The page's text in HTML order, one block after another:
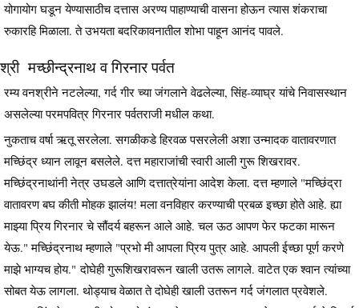
योगायोग घडून येण्यासाठीच दत्तास अरण्य पाहाण्याची वासना होऊन त्यास शंकराचा
रुकारहि मिळाला. ते उभयता बदरिकावनातील शोभा पाहून आनंद पावले.
श्री मच्छीन्द्रनाथ व गिरनार पर्वत
रम्य वनश्रीने नटलेल्या, गर्द गीर च्या जंगलाने वेढलेल्या, सिंह-व्याघ्र यांचे निवासस्थान
असलेल्या परमपवित्र गिरनार पर्वतराजी मधील कथा.
नुकताच वर्षा ऋतू सरलेला. सगळीकडे हिरवळ पसरलेली अशा उन्मादक वातावरणात
मच्छिंद्र ध्यान लावून बसलेले. दत्त महाराजांची स्वारी आली गुरू शिखरावर.
मच्छिंद्रनाथांनी नेत्र उघडले आणि दत्तात्रेयांना आदेश केला. दत्त म्हणाले "मच्छिंद्रा
वातावरण बघ कीती मोहक झालंय! मला वनविहार करण्याची प्रबळ इच्छा होते आहे. ह्या
माझ्या प्रिय गिरनार चे सौंदर्य बहरून आले आहे. चल ऊठ आपण फेर फटका मारून
येऊ." मच्छिंद्रनाथ म्हणाले "प्रभो मी आपला प्रिय पुत्र आहे. आपली ईच्छा पूर्ण करणे
माझे भाग्यच होय." दोघेही गुरूशिखरावरून खाली उतरू लागले. वाटेत एक श्वान त्यांच्या
सोबत येऊ लागला. थोड्याच वेळात ते दोघेही खाली उतरून गर्द जंगलात प्रवेशले.